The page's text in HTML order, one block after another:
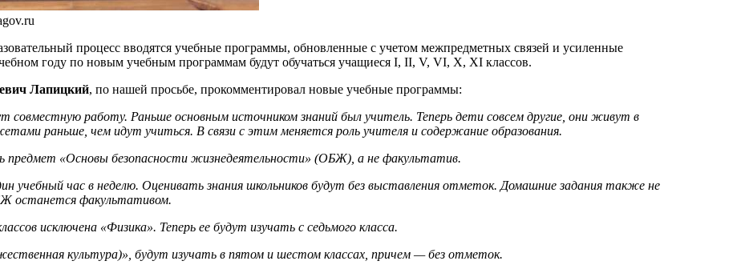
процесс вводятся учебные программы, обновленные с учетом межпредметных связей и усиленные
году по новым учебным программам будут обучаться учащиеся I, II, V, VI, X, XI классов.
Лапицкий, по нашей просьбе, прокомментировал новые учебные программы:
совместную работу. Раньше основным источником знаний был учитель. Теперь дети совсем другие, они живут в
раньше, чем идут учиться. В связи с этим меняется роль учителя и содержание образования.
предмет «Основы безопасности жизнедеятельности» (ОБЖ), а не факультатив.
учебный час в неделю. Оценивать знания школьников будут без выставления отметок. Домашние задания также не
останется факультативом.
исключена «Физика». Теперь ее будут изучать с седьмого класса.
культура)», будут изучать в пятом и шестом классах, причем — без отметок.